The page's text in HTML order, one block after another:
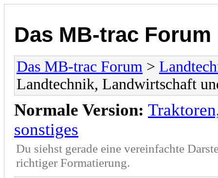
Das MB-trac Forum
Das MB-trac Forum >
Landtechnik, Landwirtschaft
Normale Version:
sonstiges
Du siehst gerade eine vereinfachte
richtiger Formatierung.